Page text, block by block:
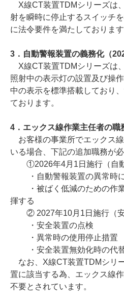
X線CT装置TDMシリーズは
射を瞬時に停止するスイッチ
に法令要件を満たしております
3．自動警報装置の義務化（
X線CT装置TDMシリーズは
照射中の表示灯の設置及び操
中の表示を標準搭載しており
ております。
4．エックス線作業主任者の職
お客様の事業所でエックス
いる場合、下記の追加職務が必
①2026年4月1日施行（自動
・自動警報装置の異常時に
・被ばく低減のための作業
揮する
② 2027年10月1日施行（安
・安全装置の点検
・異常時の使用停止措置
・安全装置無効化時の代
なお、X線CT装置TDMシリ
置に該当する為、エックス線
不要とされています。